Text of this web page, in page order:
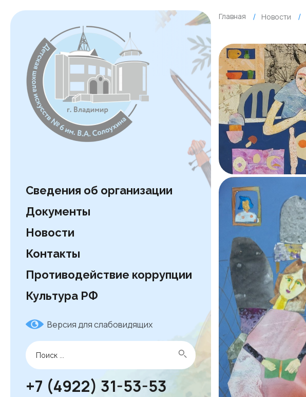
Сведения об организации
Документы
Новости
Контакты
Противодействие коррупции
Культура РФ
Версия для слабовидящих
+7 (4922) 31-53-53
Главная Новости